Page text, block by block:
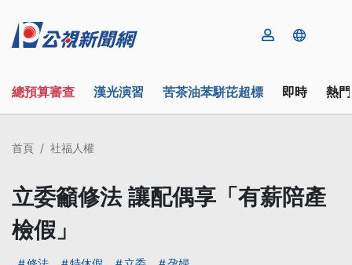
總預算審查 漢光演習 苦茶油苯駢芘超標 即時 熱
首頁 社福人權
立委籲修法 讓配偶享「有薪陪產
檢假」